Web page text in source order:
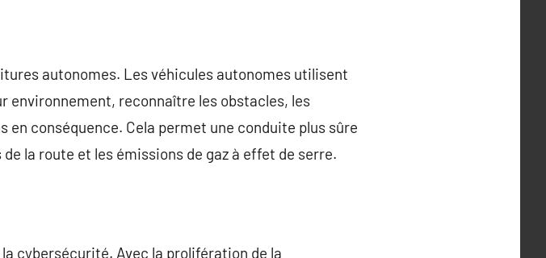
autonomes. Les véhicules autonomes utilisent
environnement, reconnaître les obstacles, les
conséquence. Cela permet une conduite plus sûre
la route et les émissions de gaz à effet de serre.
cybersécurité. Avec la prolifération de la